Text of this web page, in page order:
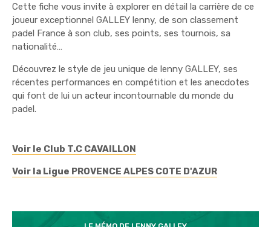
Cette fiche vous invite à explorer en détail la carrière de ce
joueur exceptionnel GALLEY lenny, de son classement
padel France à son club, ses points, ses tournois, sa
nationalité…
Découvrez le style de jeu unique de lenny GALLEY, ses
récentes performances en compétition et les anecdotes
qui font de lui un acteur incontournable du monde du
padel.
Voir le Club T.C CAVAILLON
Voir la Ligue PROVENCE ALPES COTE D'AZUR